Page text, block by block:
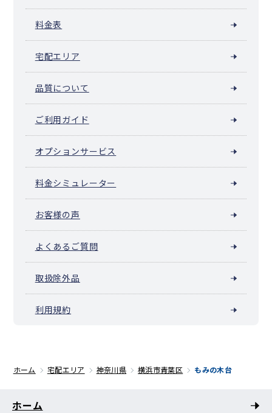
料金表
宅配エリア
品質について
ご利用ガイド
オプションサービス
料金シミュレーター
お客様の声
よくあるご質問
取扱除外品
利用規約
ホーム 宅配エリア 神奈川県 横浜市青葉区 もみの木台
ホーム